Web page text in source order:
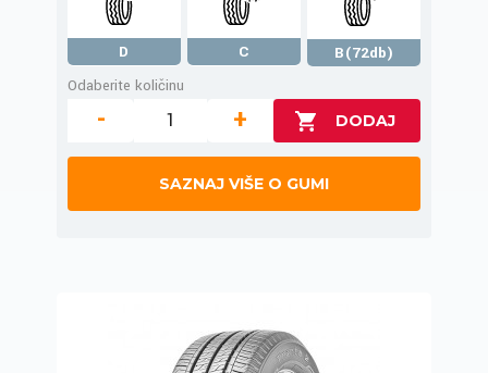
D C
B(72db)
Odaberite količinu
- +
SAZNAJ VIŠE O GUMI